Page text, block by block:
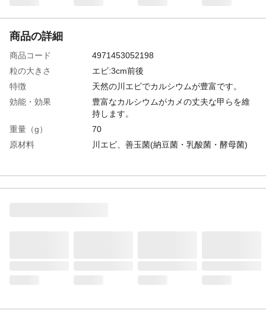
商品の詳細
商品コード
4971453052198
粒の大きさ
エビ:3cm前後
特徴
天然の川エビでカルシウムが豊富です。
効能・効果
豊富なカルシウムがカメの丈夫な甲らを維
持します。
重量（g）
70
原材料
川エビ、善玉菌(納豆菌・乳酸菌・酵母菌)
与え方
1日に1回か2回、5分以内で食べきれる量を